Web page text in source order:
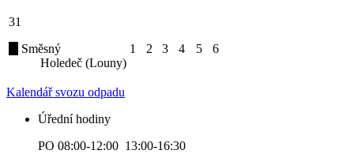
31
Směsný
Holedeč (Louny)
1 2 3 4 5 6
Kalendář svozu odpadu
Úřední hodiny
PO 08:00-12:00 13:00-16:30